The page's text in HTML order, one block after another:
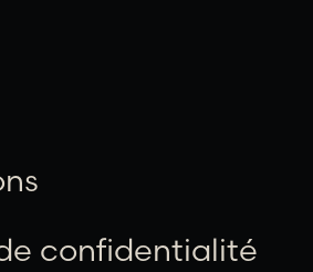
confidentialité